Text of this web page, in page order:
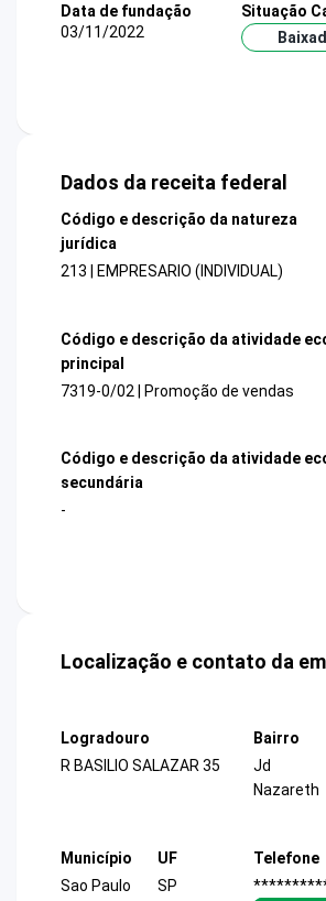
Data de fundação
03/11/2022
Situação
Dados da receita federal
Código e descrição da natureza
jurídica
213 | EMPRESARIO (INDIVIDUAL)
Código e descrição da atividade
principal
7319-0/02 | Promoção de vendas
Código e descrição da atividade
secundária
-
Localização e contato da
Logradouro
R BASILIO SALAZAR 35
Bairro
Jd
Nazareth
Município
Sao Paulo
UF
SP
Telefone